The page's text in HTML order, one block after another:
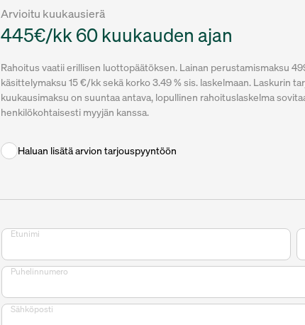
Arvioitu kuukausierä
445€/kk 60 kuukauden ajan
Rahoitus vaatii erillisen luottopäätöksen. Lainan perustamismaksu
käsittelymaksu 15 €/kk sekä korko 3.49 % sis. laskelmaan. Laskurin
kuukausimaksu on suuntaa antava, lopullinen rahoituslaskelma
henkilökohtaisesti myyjän kanssa.
Haluan lisätä arvion tarjouspyyntöön
Etunimi
Puhelinnumero
Sähköposti